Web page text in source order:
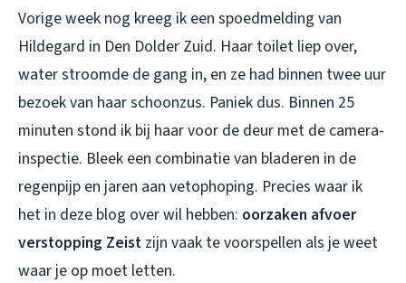
Vorige week nog kreeg ik een spoedmelding van
Hildegard in Den Dolder Zuid. Haar toilet liep over,
water stroomde de gang in, en ze had binnen twee uur
bezoek van haar schoonzus. Paniek dus. Binnen 25
minuten stond ik bij haar voor de deur met de camera-
inspectie. Bleek een combinatie van bladeren in de
regenpijp en jaren aan vetophoping. Precies waar ik
het in deze blog over wil hebben: oorzaken afvoer
verstopping Zeist zijn vaak te voorspellen als je weet
waar je op moet letten.